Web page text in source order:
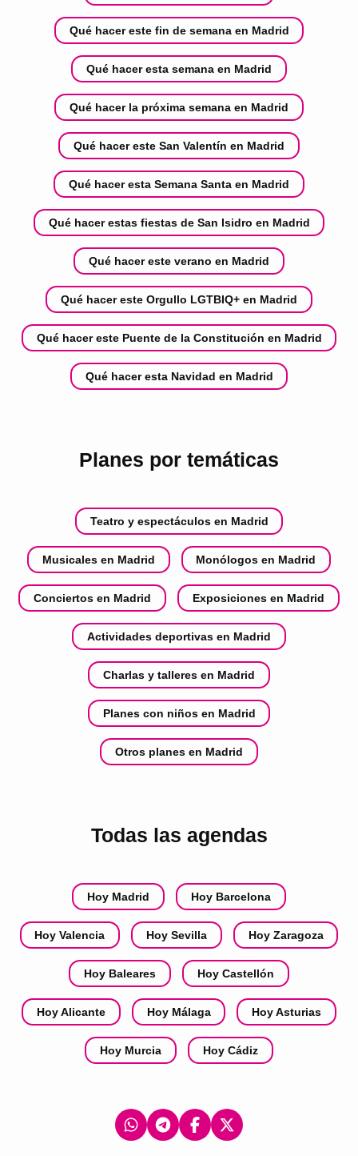
Qué hacer este fin de semana en Madrid
Qué hacer esta semana en Madrid
Qué hacer la próxima semana en Madrid
Qué hacer este San Valentín en Madrid
Qué hacer esta Semana Santa en Madrid
Qué hacer estas fiestas de San Isidro en Madrid
Qué hacer este verano en Madrid
Qué hacer este Orgullo LGTBIQ+ en Madrid
Qué hacer este Puente de la Constitución en Madrid
Qué hacer esta Navidad en Madrid
Planes por temáticas
Teatro y espectáculos en Madrid
Musicales en Madrid Monólogos en Madrid
Conciertos en Madrid Exposiciones en Madrid
Actividades deportivas en Madrid
Charlas y talleres en Madrid
Planes con niños en Madrid
Otros planes en Madrid
Todas las agendas
Hoy Madrid Hoy Barcelona
Hoy Valencia Hoy Sevilla Hoy Zaragoza
Hoy Baleares Hoy Castellón
Hoy Alicante Hoy Málaga Hoy Asturias
Hoy Murcia Hoy Cádiz